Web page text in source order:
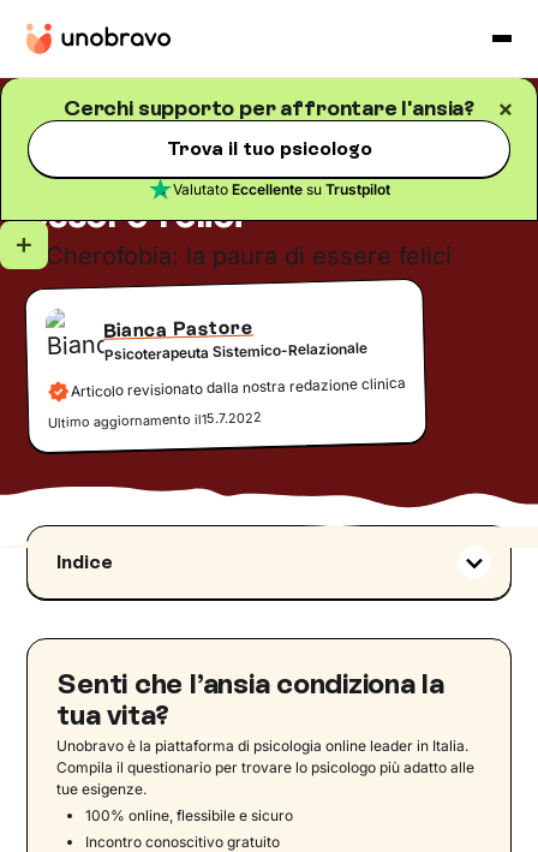
Cerchi supporto per affrontare l'ansia?
Trova il tuo psicologo
Valutato Eccellentesu Trustpilot
Blog
Cherofobia: la paura di
essere felici
Bianca Pastore
Psicoterapeuta Sistemico-Relazionale
Articolo revisionato dalla nostra redazione clinica
Ultimo aggiornamento il15.7.2022
Indice
Cherofobia: significato
Cosa teme chi soffre di cherofobia?
Come riconoscere la cherofobia: i sintomi
Da dove viene la cherofobia? Le cause
Come superare la paura della felicità
Libri sulla cherofobia
Senti che l’ansia condiziona la
tua vita?
Unobravo è la piattaforma di psicologia online leader in Italia.
Compila il questionario per trovare lo psicologo più adatto alle
tue esigenze.
100% online, flessibile e sicuro
Incontro conoscitivo gratuito